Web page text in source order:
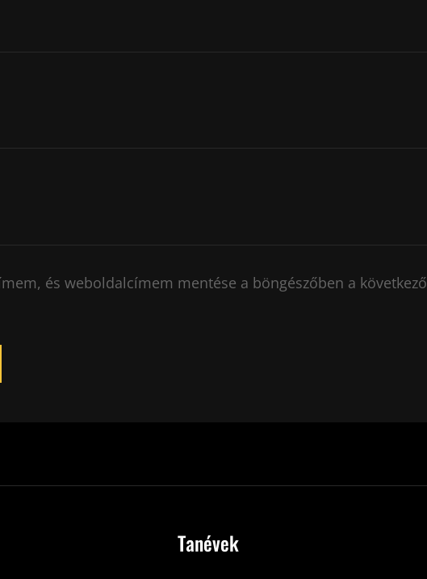
és weboldalcímem mentése a böngészőben a következő
Tanévek